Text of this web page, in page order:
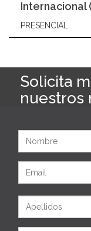
Internacional
PRESENCIAL
Solicita
nuestros